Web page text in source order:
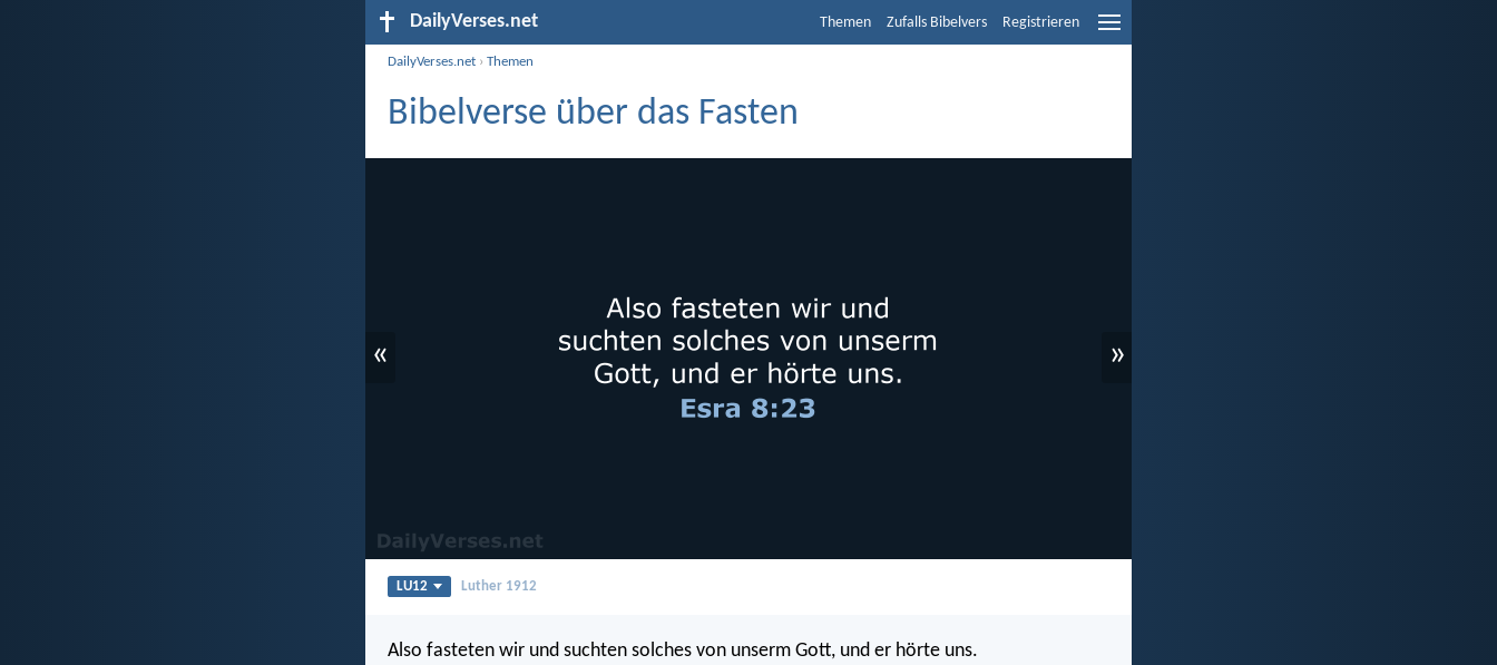
DailyVerses.net Themen Zufalls Bibelvers Registrieren
DailyVerses.net ›Themen
Bibelverse über das Fasten
« »
LU12 Luther 1912
Also fasteten wir und suchten solches von unserm Gott, und er hörte uns.